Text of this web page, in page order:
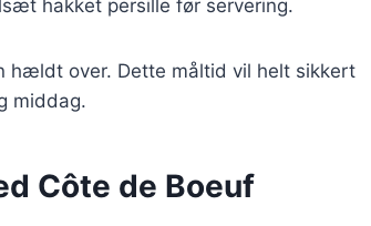
hakket persille før servering.
hældt over. Dette måltid vil helt sikkert
middag.
Côte de Boeuf